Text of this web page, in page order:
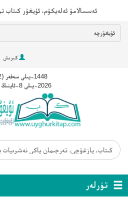
ئەسسالامۇ ئەلەيكۇم، ئۇيغۇر كىتاب
ئۇيغۇرچە
كىرىش
1448-يىلى سەفەر (2), 24
2026-يىلى 8-ئاينىڭ 7-كۈنى
تۈرلەر